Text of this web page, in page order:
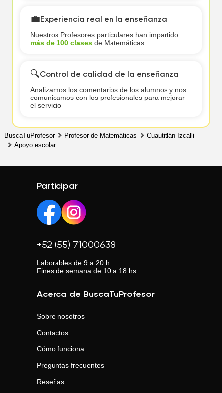
💼Experiencia real en la enseñanza
Nuestros Profesores particulares han impartido
más de 100 clasesde Matemáticas
🔍Control de calidad de la enseñanza
Analizamos los comentarios de los alumnos y nos
comunicamos con los profesionales para mejorar
el servicio
BuscaTuProfesor Profesor de Matemáticas
Cuautitlán Izcalli
Apoyo escolar
Participar
+52 (55) 71000638
Laborables de 9 a 20 h
Fines de semana de 10 a 18 hs.
Acerca de BuscaTuProfesor
Sobre nosotros
Contactos
Cómo funciona
Preguntas frecuentes
Reseñas